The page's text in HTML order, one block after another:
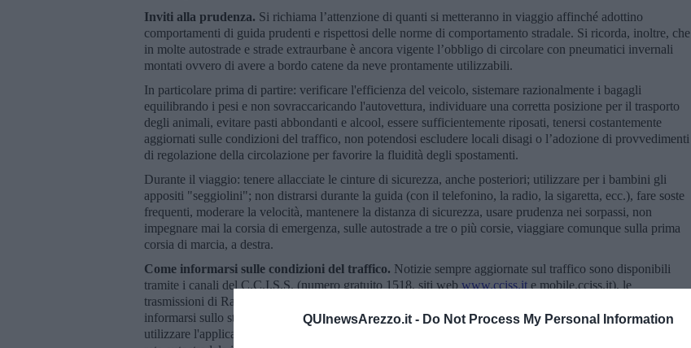
QUInewsArezzo.it - Do Not Process My Personal Information
Inviti alla prudenza. Si richiama l’attenzione di quanti si metteranno in viaggio affinché adottino
comportamenti di guida prudenti e rispettosi delle norme di comportamento stradale. Si ricorda, inoltre, che
in molte autostrade e strade extraurbane è ancora vigente l’obbligo di circolare con pneumatici invernali
montati ovvero di avere a bordo catene da neve prontamente utilizzabili.
In particolare prima di partire: verificare l'efficienza del veicolo, sistemare razionalmente i bagagli
equilibrando i pesi e non sovraccaricando l'autovettura, individuare una corretta posizione per il trasporto
degli animali, evitare pasti abbondanti e alcool, essere sufficientemente riposati, tenersi costantemente
aggiornati sulle condizioni del traffico, non potendosi escludere locali disagi o l’adozione di provvedimenti
di regolazione della circolazione per favorire la fluidità degli spostamenti.
Durante il viaggio: tenere allacciate le cinture di sicurezza, anche posteriori; utilizzare per i bambini gli
appositi "seggiolini"; non distrarsi durante la guida (con il telefonino, la radio, la sigaretta, ecc.), fare soste
frequenti, moderare la velocità, mantenere la distanza di sicurezza, usare prudenza nei sorpassi, non
impegnare mai la corsia di emergenza, sulle autostrade a tre o più corsie, viaggiare comunque sulla prima
corsia di marcia, a destra.
Come informarsi sulle condizioni del traffico. Notizie sempre aggiornate sul traffico sono disponibili
tramite i canali del C.C.I.S.S. (numero gratuito 1518, siti web www.cciss.it e mobile.cciss.it), le
trasmissioni di Rai-Isoradio, i notiziari di Onda Verde sulle tre reti Radio-Rai e sul Televideo R.A.I. Per
informarsi sullo stato del traffico sulla rete stradale di competenza Anas è possibile, inoltre,
utilizzare l'applicazione “VAI” o telefonare al numero unico 800.841.148. Informazioni in tempo reale sulla